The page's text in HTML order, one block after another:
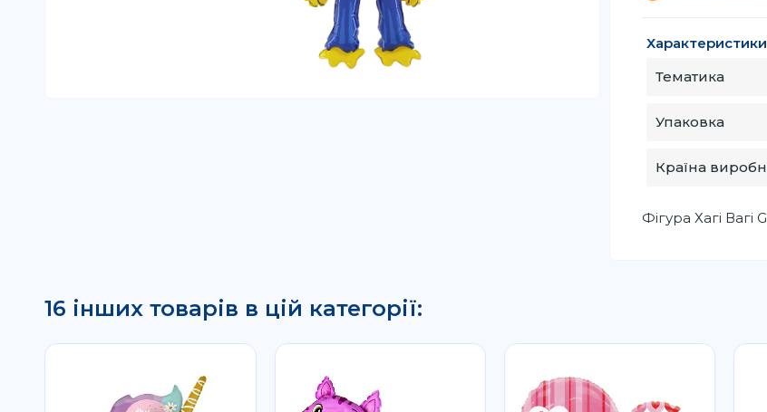
Характеристики
Тематика
Упаковка
Країна
Фігура Хагі Вагі
16 інших товарів в цій категорії: